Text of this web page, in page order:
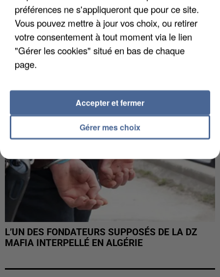
APRÈS TOUTES CES CANICULES, LES REFUGES
DE FAUNE SAUVAGE SONT...
L’UN DES FONDATEURS SUPPOSÉS DE LA DZ
MAFIA INTERPELLÉ EN ALGÉRIE
préférences ne s'appliqueront que pour ce site.
Vous pouvez mettre à jour vos choix, ou retirer
votre consentement à tout moment via le lien
"Gérer les cookies" situé en bas de chaque
page.
Gérer mes choix
Accepter et fermer